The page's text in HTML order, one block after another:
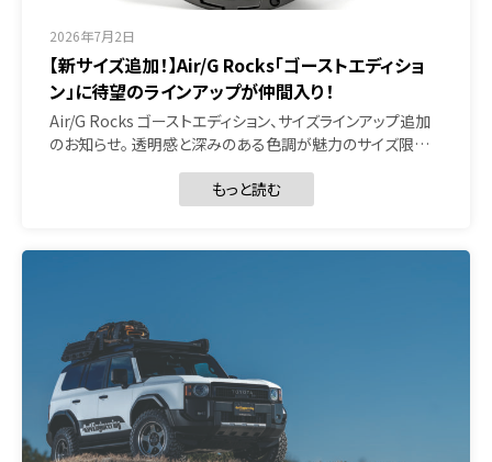
2026年7月2日
【新サイズ追加！】Air/G Rocks「ゴーストエディショ
ン」に待望のラインアップが仲間入り！
Air/G Rocks ゴーストエディション、サイズラインアップ追加
のお知らせ。 透明感と深みのある色調が魅力のサイズ限…
もっと読む